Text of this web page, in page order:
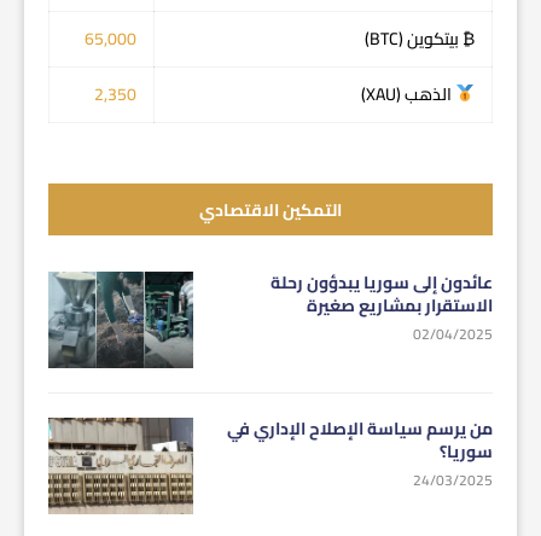
₿ بيتكوين (BTC)
65,000
الذهب (XAU)
2,350
التمكين الاقتصادي
عائدون إلى سوريا يبدؤون رحلة
الاستقرار بمشاريع صغيرة
02/04/2025
من يرسم سياسة الإصلاح الإداري في
سوريا؟
24/03/2025